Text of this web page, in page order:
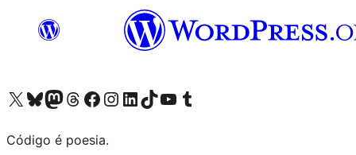
Visite a nossa conta X (antigo Twitter)
Visit our Bluesky account
Visit our Mastodon account
Visit our Threads account
Visite a nossa página do Facebook
Visite a nossa conta no Instagram
Visite a nossa conta no LinkedIn
Visit our TikTok account
Visit our YouTube channel
Visit our Tumblr account
Código é poesia.